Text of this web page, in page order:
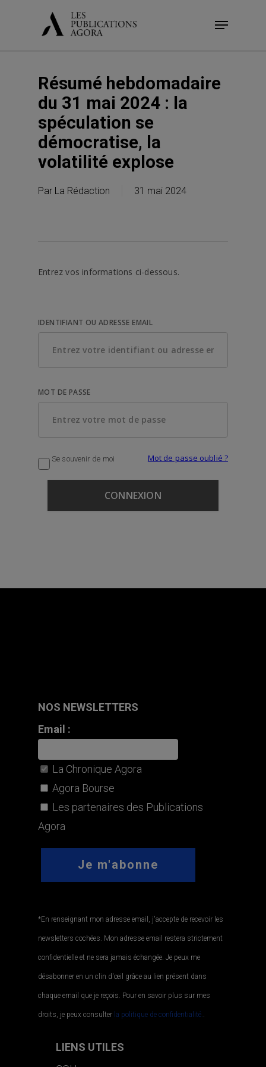
Menu
Résumé hebdomadaire
du 31 mai 2024 : la
spéculation se
démocratise, la
volatilité explose
Par La Rédaction 31 mai 2024
Entrez vos informations ci-dessous.
IDENTIFIANT OU ADRESSE EMAIL
MOT DE PASSE
Se souvenir de moi Mot de passe oublié ?
NOS NEWSLETTERS
Email :
La Chronique Agora
Agora Bourse
Les partenaires des Publications
Agora
*En renseignant mon adresse email, j'accepte de recevoir les
newsletters cochées. Mon adresse email restera strictement
confidentielle et ne sera jamais échangée. Je peux me
désabonner en un clin d'œil grâce au lien présent dans
chaque email que je reçois. Pour en savoir plus sur mes
droits, je peux consulter la politique de confidentialité..
LIENS UTILES